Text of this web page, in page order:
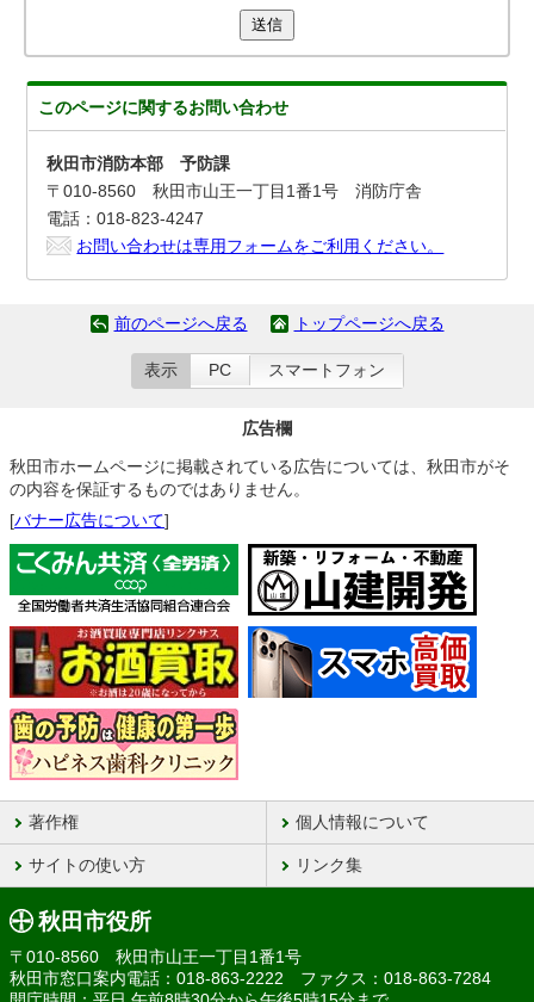
送信
このページに関するお問い合わせ
秋田市消防本部 予防課
〒010-8560 秋田市山王一丁目1番1号 消防庁舎
電話：018-823-4247
お問い合わせは専用フォームをご利用ください。
前のページへ戻る トップページへ戻る
表示 PC スマートフォン
広告欄
秋田市ホームページに掲載されている広告については、秋田市がそ
の内容を保証するものではありません。
[バナー広告について]
著作権 個人情報について
サイトの使い方 リンク集
秋田市役所
〒010-8560 秋田市山王一丁目1番1号
秋田市窓口案内電話：018-863-2222 ファクス：018-863-7284